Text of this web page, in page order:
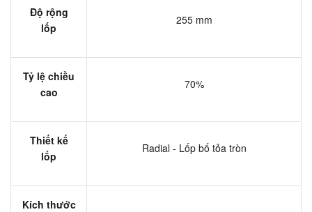
Độ rộng
lốp
255 mm
Tỷ lệ chiều
cao
70%
Thiết kế
lốp
Radial - Lốp bố tỏa tròn
Kích thước